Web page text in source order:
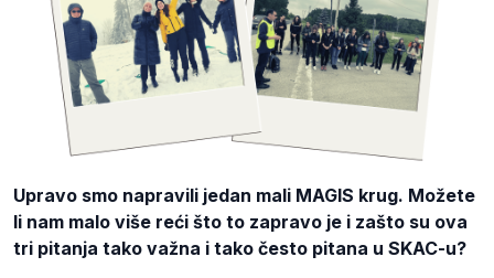
Upravo smo napravili jedan mali MAGIS krug. Možete
li nam malo više reći što to zapravo je i zašto su ova
tri pitanja tako važna i tako često pitana u SKAC-u?